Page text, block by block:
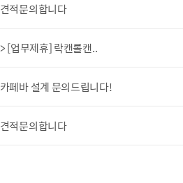
견적문의합니다
> [업무제휴] 락캔롤캔..
카페바 설계 문의드립니다!
견적문의합니다